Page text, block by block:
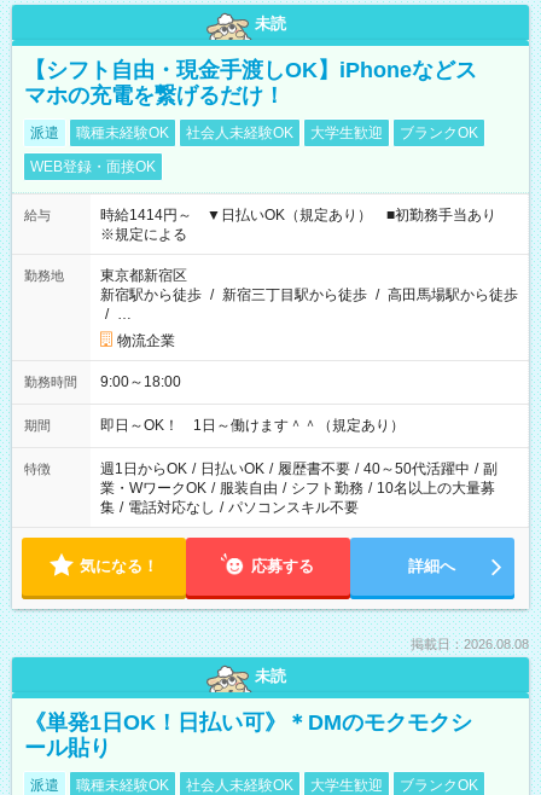
未読
【シフト自由・現金手渡しOK】iPhoneなどス
マホの充電を繋げるだけ！
派遣 職種未経験OK 社会人未経験OK 大学生歓迎
ブランクOK
WEB登録・面接OK
給与
時給1414円～ ▼日払いOK（規定あり） ■初勤務手当あり
※規定による
勤務地
東京都新宿区
新宿駅から徒歩 / 新宿三丁目駅から徒歩 / 高田馬場駅から徒歩
/ …
物流企業
勤務時間 9:00～18:00
期間 即日～OK！ 1日～働けます＾＾（規定あり）
特徴 週1日からOK / 日払いOK / 履歴書不要 / 40～50代活躍中 / 副
業・WワークOK / 服装自由 / シフト勤務 / 10名以上の大量募
集 / 電話対応なし / パソコンスキル不要
気になる！ 応募する 詳細へ
掲載日：2026.08.08
未読
《単発1日OK！日払い可》＊DMのモクモクシ
ール貼り
派遣 職種未経験OK 社会人未経験OK 大学生歓迎 ブランクOK